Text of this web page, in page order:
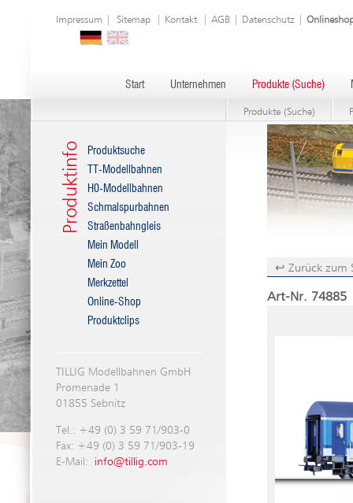
Impressum Sitemap Kontakt AGB Datenschutz
Start Unternehmen Produkte (Suche)
Produkte (Suche)
Produktinfo
Produktsuche
TT-Modellbahnen
H0-Modellbahnen
Schmalspurbahnen
Straßenbahngleis
Mein Modell
Mein Zoo
Merkzettel
Online-Shop
Produktclips
TILLIG Modellbahnen GmbH
Promenade 1
01855 Sebnitz
Tel.: +49 (0) 3 59 71/903-0
Fax: +49 (0) 3 59 71/903-19
E-Mail: info@tillig.com
↩ Zurück zum
Art-Nr. 74885